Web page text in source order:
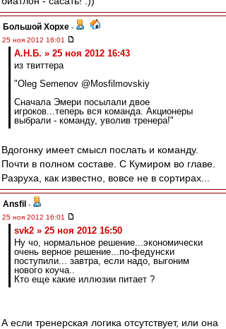
Большой Хорхе -
25 ноя 2012 16:01
А.Н.Б. » 25 ноя 2012 16:43
из твиттера
"Oleg Semenov @Mosfilmovskiy
Сначала Эмери посылали двое
игроков...теперь вся команда. Акционеры
выбрали - команду, уволив тренера!"
Вдогонку имеет смысл послать и команду.
Почти в полном составе. С Кумиром во главе.
Разруха, как известно, вовсе не в сортирах...
Ansfil -
25 ноя 2012 16:01
svk2 » 25 ноя 2012 16:50
Ну чо, нормальное решение...экономически
очень верное решение...по-федунски
поступили... завтра, если надо, выгоним
нового коуча..
Кто еще какие иллюзии питает ?
А если тренерская логика отсутствует, или она